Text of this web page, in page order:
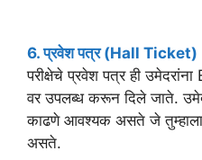
6. प्रवेश पत्र (Hall
परीक्षेचे प्रवेश पत्र ही
वर उपलब्ध करून दिले जाते.
काढणे आवश्यक असते जे तुम्हाला
असते.